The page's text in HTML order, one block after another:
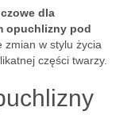
dla
opuchlizny pod
zmian w stylu życia
części twarzy.